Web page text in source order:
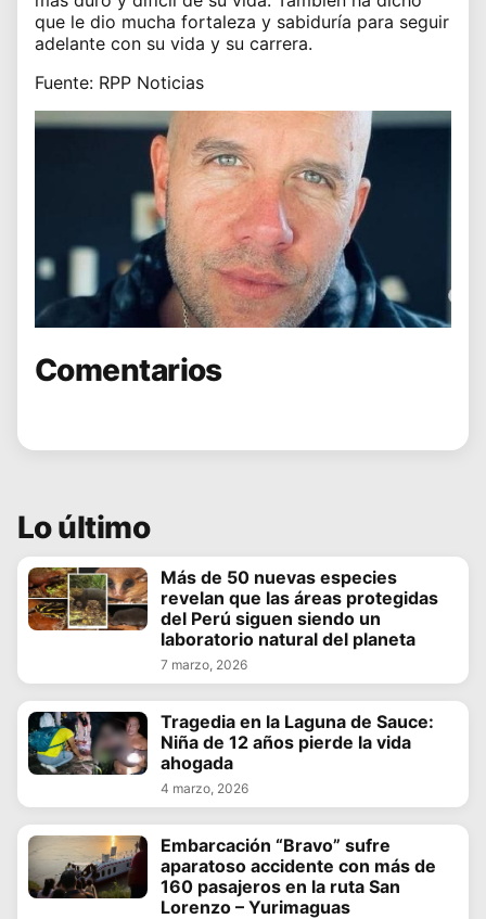
que le dio mucha fortaleza y sabiduría para seguir
adelante con su vida y su carrera.
Fuente: RPP Noticias
Comentarios
Lo último
Más de 50 nuevas especies
revelan que las áreas protegidas
del Perú siguen siendo un
laboratorio natural del planeta
7 marzo, 2026
Tragedia en la Laguna de Sauce:
Niña de 12 años pierde la vida
ahogada
4 marzo, 2026
Embarcación “Bravo” sufre
aparatoso accidente con más de
160 pasajeros en la ruta San
Lorenzo – Yurimaguas